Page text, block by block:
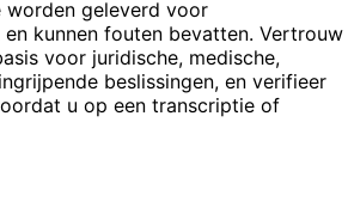
worden geleverd voor
kunnen fouten bevatten. Vertrouw
voor juridische, medische,
beslissingen, en verifieer
u op een transcriptie of